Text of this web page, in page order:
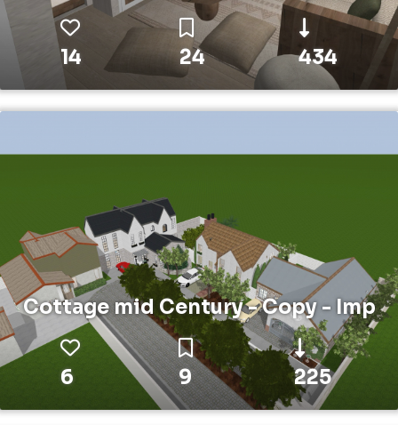
14 24 434
Cottage mid Century - Copy - Imp
6 9 225